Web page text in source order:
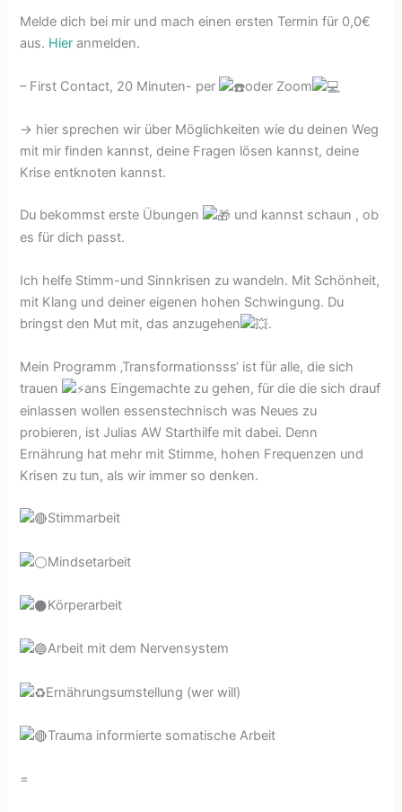
Melde dich bei mir und mach einen ersten Termin für 0,0€
aus. Hier anmelden.
– First Contact, 20 Minuten- per oder Zoom
-> hier sprechen wir über Möglichkeiten wie du deinen Weg
mit mir finden kannst, deine Fragen lösen kannst, deine
Krise entknoten kannst.
Du bekommst erste Übungen
und kannst schaun , ob
es für dich passt.
Ich helfe Stimm-und Sinnkrisen zu wandeln. Mit Schönheit,
mit Klang und deiner eigenen hohen Schwingung. Du
bringst den Mut mit, das anzugehen
.
Mein Programm ‚Transformationsss‘ ist für alle, die sich
trauen
ans Eingemachte zu gehen, für die die sich drauf
einlassen wollen essenstechnisch was Neues zu
probieren, ist Julias AW Starthilfe mit dabei. Denn
Ernährung hat mehr mit Stimme, hohen Frequenzen und
Krisen zu tun, als wir immer so denken.
Stimmarbeit
Mindsetarbeit
Körperarbeit
Arbeit mit dem Nervensystem
Ernährungsumstellung (wer will)
Trauma informierte somatische Arbeit
=